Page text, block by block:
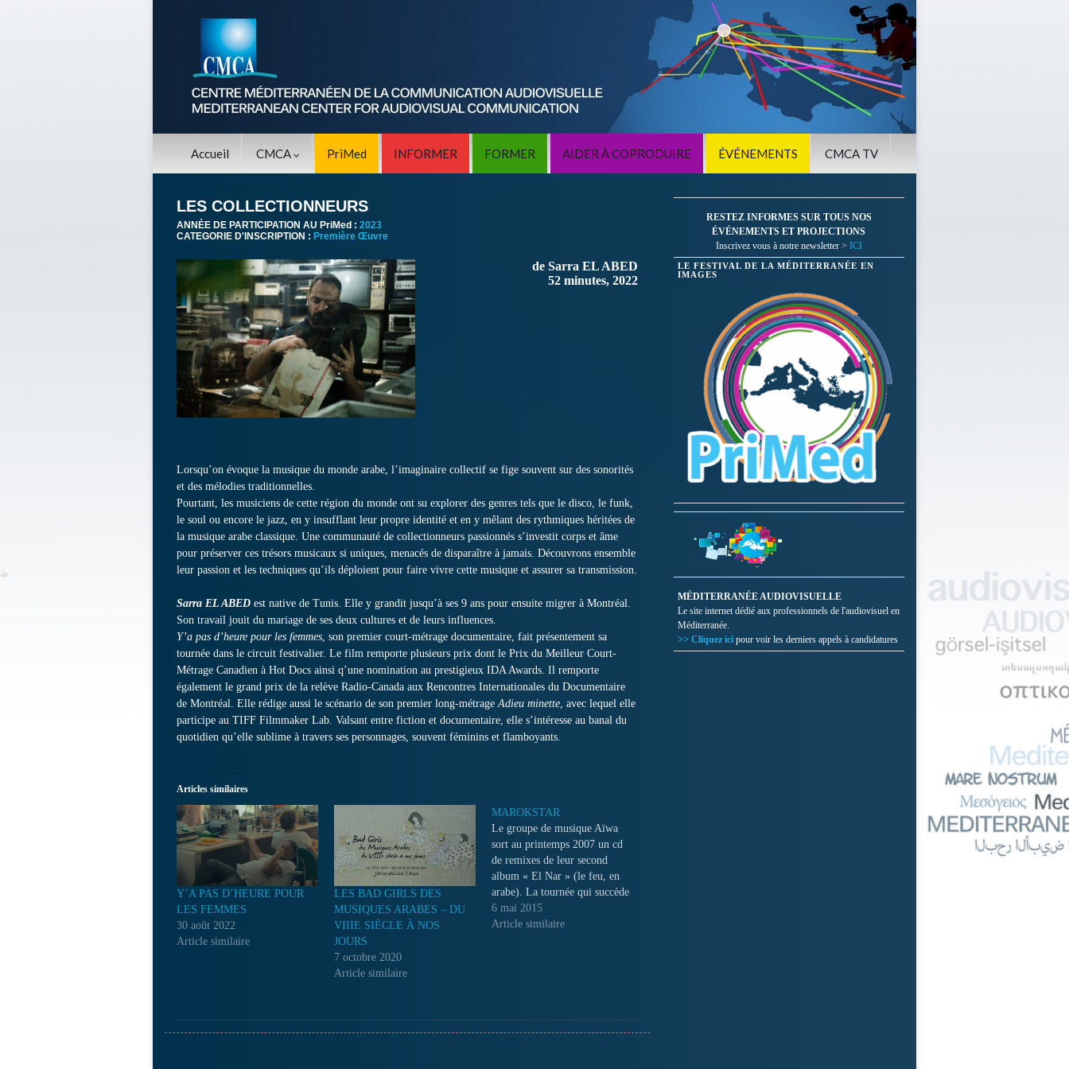
Accueil CMCA PriMed INFORMER FORMER AIDER À COPRODUIRE ÉVÉNEMENTS CMCA TV
LES COLLECTIONNEURS
ANNÈE DE PARTICIPATION AU PriMed : 2023
CATEGORIE D'INSCRIPTION : Première Œuvre
de Sarra EL ABED
52 minutes, 2022
Lorsqu’on évoque la musique du monde arabe, l’imaginaire collectif se fige souvent sur des sonorités
et des mélodies traditionnelles.
Pourtant, les musiciens de cette région du monde ont su explorer des genres tels que le disco, le funk,
le soul ou encore le jazz, en y insufflant leur propre identité et en y mêlant des rythmiques héritées de
la musique arabe classique. Une communauté de collectionneurs passionnés s’investit corps et âme
pour préserver ces trésors musicaux si uniques, menacés de disparaître à jamais. Découvrons ensemble
leur passion et les techniques qu’ils déploient pour faire vivre cette musique et assurer sa transmission.
Sarra EL ABED est native de Tunis. Elle y grandit jusqu’à ses 9 ans pour ensuite migrer à Montréal.
Son travail jouit du mariage de ses deux cultures et de leurs influences.
Y’a pas d’heure pour les femmes, son premier court-métrage documentaire, fait présentement sa
tournée dans le circuit festivalier. Le film remporte plusieurs prix dont le Prix du Meilleur Court-
Métrage Canadien à Hot Docs ainsi q’une nomination au prestigieux IDA Awards. Il remporte
également le grand prix de la relève Radio-Canada aux Rencontres Internationales du Documentaire
de Montréal. Elle rédige aussi le scénario de son premier long-métrage Adieu minette, avec lequel elle
participe au TIFF Filmmaker Lab. Valsant entre fiction et documentaire, elle s’intéresse au banal du
quotidien qu’elle sublime à travers ses personnages, souvent féminins et flamboyants.
Articles similaires
Y’A PAS D’HEURE POUR
LES FEMMES
30 août 2022
Article similaire
LES BAD GIRLS DES
MUSIQUES ARABES – DU
VIIIE SIÈCLE À NOS
JOURS
7 octobre 2020
Article similaire
MAROKSTAR
Le groupe de musique Aïwa
sort au printemps 2007 un cd
de remixes de leur second
album « El Nar » (le feu, en
arabe). La tournée qui succède
à la sortie de ce disque amène
le groupe à effectuer un
6 mai 2015
Article similaire
RESTEZ INFORMES SUR TOUS NOS
ÉVÉNEMENTS ET PROJECTIONS
Inscrivez vous à notre newsletter > ICI
LE FESTIVAL DE LA MÉDITERRANÉE EN
IMAGES
MÉDITERRANÉE AUDIOVISUELLE
Le site internet dédié aux professionnels de l'audiovisuel en
Méditerranée.
>> Cliquez ici pour voir les derniers appels à candidatures